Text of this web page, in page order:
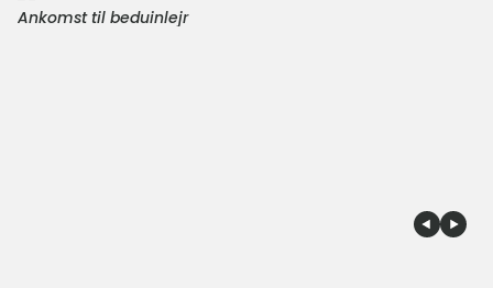
Ankomst til beduinlejr